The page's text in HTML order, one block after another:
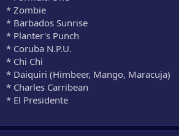
* Zombie
* Barbados Sunrise
* Planter's Punch
* Coruba N.P.U.
* Chi Chi
* Daiquiri (Himbeer, Mango, Maracuja)
* Charles Carribean
* El Presidente